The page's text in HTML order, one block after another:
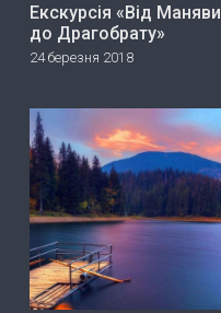
Екскурсія «Від Маняви
до Драгобрату»
24 березня 2018